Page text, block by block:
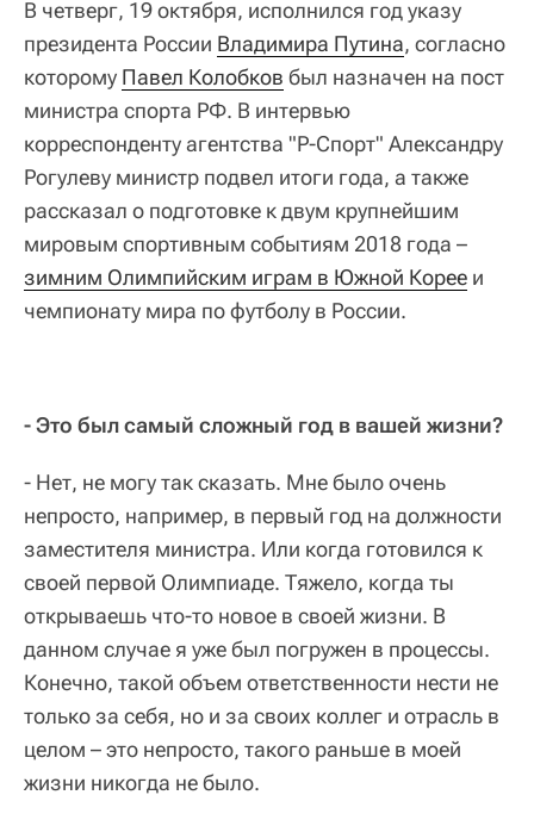
В четверг, 19 октября, исполнился год указу
президента России Владимира Путина, согласно
которому Павел Колобков был назначен на пост
министра спорта РФ. В интервью
корреспонденту агентства "Р-Спорт" Александру
Рогулеву министр подвел итоги года, а также
рассказал о подготовке к двум крупнейшим
мировым спортивным событиям 2018 года –
зимним Олимпийским играм в Южной Корее и
чемпионату мира по футболу в России.
- Это был самый сложный год в вашей жизни?
- Нет, не могу так сказать. Мне было очень
непросто, например, в первый год на должности
заместителя министра. Или когда готовился к
своей первой Олимпиаде. Тяжело, когда ты
открываешь что-то новое в своей жизни. В
данном случае я уже был погружен в процессы.
Конечно, такой объем ответственности нести не
только за себя, но и за своих коллег и отрасль в
целом – это непросто, такого раньше в моей
жизни никогда не было.